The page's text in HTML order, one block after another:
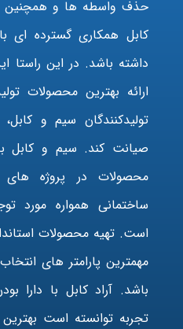
حذف واسطه ها و همچنین
کابل همکاری گسترده ای
داشته باشد. در این راستا
ارائه بهترین محصولات
تولیدکنندگان سیم و
صیانت کند. سیم و کابل
محصولات در پروژه
ساختمانی همواره مورد
است. تهیه محصولات
مهمترین پارامتر های
باشد. آراد کابل با دارا
تجربه توانسته است